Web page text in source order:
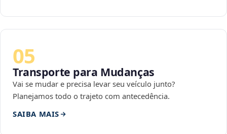
05
Transporte para Mudanças
Vai se mudar e precisa levar seu veículo junto?
Planejamos todo o trajeto com antecedência.
SAIBA MAIS